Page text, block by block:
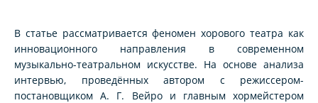
В статье рассматривается феномен хорового театра как
инновационного направления в современном
музыкально-театральном искусстве. На основе анализа
интервью, проведённых автором с режиссером-
постановщиком А. Г. Вейро и главным хормейстером